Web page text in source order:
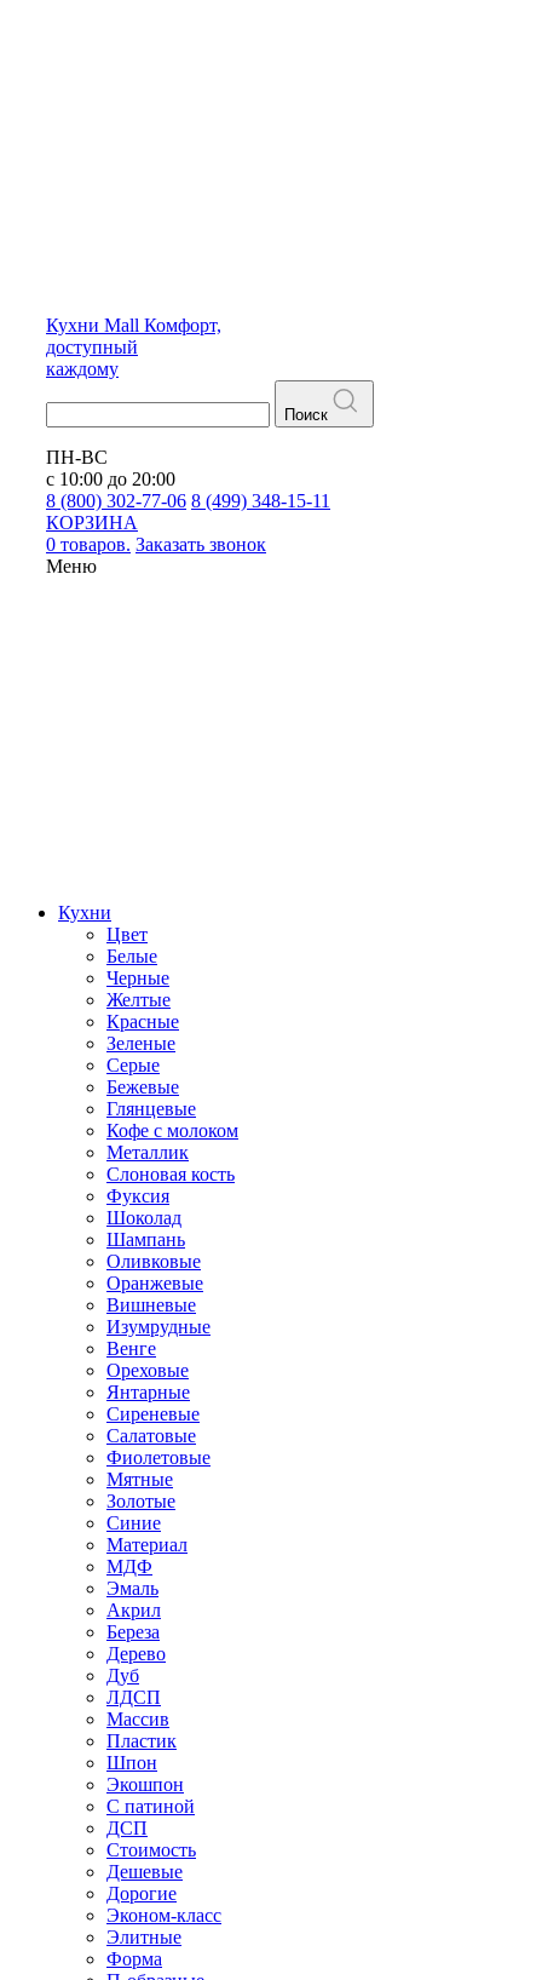
Кухни Mall Комфорт,
доступный
каждому
Поиск
ПН-ВС
с 10:00 до 20:00
8 (800) 302-77-06 8 (499) 348-15-11
КОРЗИНА
0 товаров. Заказать звонок
Меню
Кухни
Цвет
Белые
Черные
Желтые
Красные
Зеленые
Серые
Бежевые
Глянцевые
Кофе с молоком
Металлик
Слоновая кость
Фуксия
Шоколад
Шампань
Оливковые
Оранжевые
Вишневые
Изумрудные
Венге
Ореховые
Янтарные
Сиреневые
Салатовые
Фиолетовые
Мятные
Золотые
Синие
Материал
МДФ
Эмаль
Акрил
Береза
Дерево
Дуб
ЛДСП
Массив
Пластик
Шпон
Экошпон
С патиной
ДСП
Стоимость
Дешевые
Дорогие
Эконом-класс
Элитные
Форма